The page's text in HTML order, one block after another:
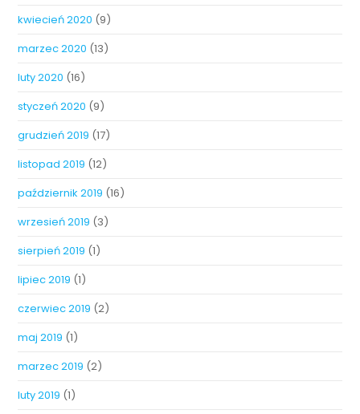
kwiecień 2020 (9)
marzec 2020 (13)
luty 2020 (16)
styczeń 2020 (9)
grudzień 2019 (17)
listopad 2019 (12)
październik 2019 (16)
wrzesień 2019 (3)
sierpień 2019 (1)
lipiec 2019 (1)
czerwiec 2019 (2)
maj 2019 (1)
marzec 2019 (2)
luty 2019 (1)